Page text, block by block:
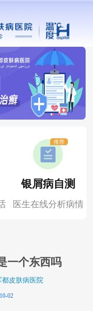
银屑病自测
医生在线分析病情
推荐
一个东西吗
皮肤病医院
02